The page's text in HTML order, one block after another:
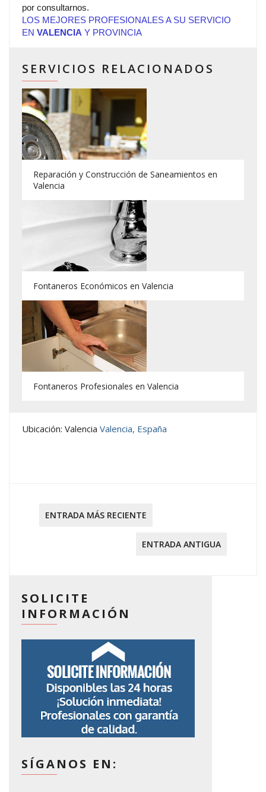
por consultarnos.
LOS MEJORES PROFESIONALES A SU SERVICIO
EN VALENCIA Y PROVINCIA
SERVICIOS RELACIONADOS
Reparación y Construcción de Saneamientos en
Valencia
Fontaneros Económicos en Valencia
Fontaneros Profesionales en Valencia
Ubicación: Valencia Valencia, España
ENTRADA MÁS RECIENTE
ENTRADA ANTIGUA
SOLICITE
INFORMACIÓN
SÍGANOS EN: